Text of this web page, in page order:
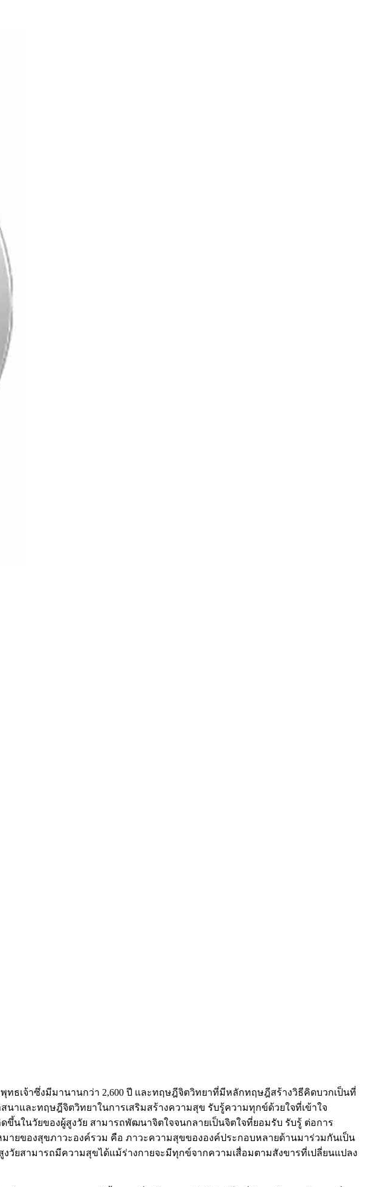
จ้าซึ่งมีมานานกว่า 2,600 ปี และทฤษฎีจิตวิทยาที่มีหลักทฤษฎีสร้างวิธีคิดบวกเป็นที่
าและทฤษฎีจิตวิทยาในการเสริมสร้างความสุข รับรู้ความทุกข์ด้วยใจที่เข้าใจ
นในวัยของผู้สูงวัย สามารถพัฒนาจิตใจจนกลายเป็นจิตใจที่ยอมรับ รับรู้ ต่อการ
ายของสุขภาวะองค์รวม คือ ภาวะความสุขขององค์ประกอบหลายด้านมาร่วมกันเป็น
ยสามารถมีความสุขได้แม้ร่างกายจะมีทุกข์จากความเสื่อมตามสังขารที่เปลี่ยนแปลง